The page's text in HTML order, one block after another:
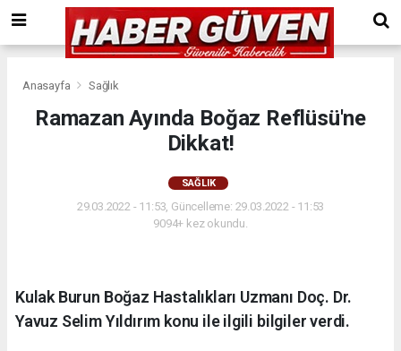
Anasayfa Sağlık
Ramazan Ayında Boğaz Reflüsü'ne
Dikkat!
SAĞLIK
29.03.2022 - 11:53, Güncelleme: 29.03.2022 - 11:53
9094+ kez okundu.
Kulak Burun Boğaz Hastalıkları Uzmanı Doç. Dr.
Yavuz Selim Yıldırım konu ile ilgili bilgiler verdi.